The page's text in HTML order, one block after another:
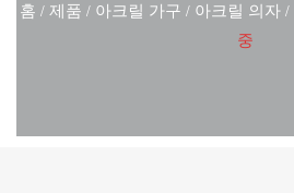
홈 / 제품 / 아크릴 가구 / 아크릴 의자/
중